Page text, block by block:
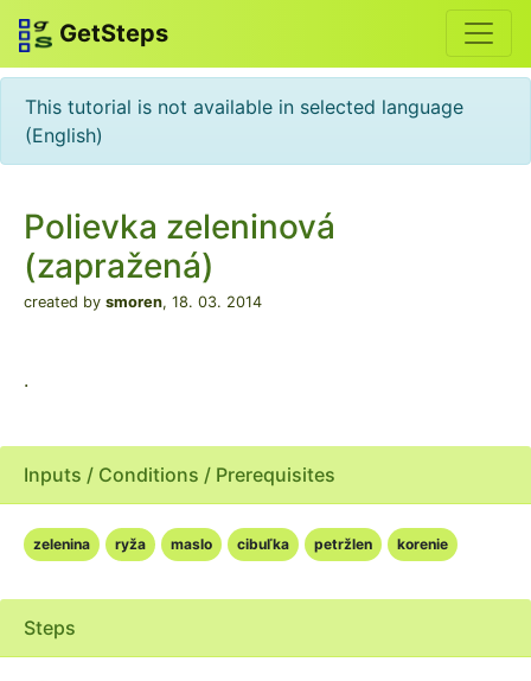
GetSteps
This tutorial is not available in selected language
(English)
Polievka zeleninová
(zapražená)
created by smoren, 18. 03. 2014
.
Inputs / Conditions / Prerequisites
zelenina ryža maslo cibuľka petržlen korenie
Steps